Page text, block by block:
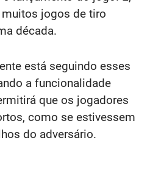
jogos de tiro
década.
está seguindo esses
a funcionalidade
que os jogadores
como se estivessem
do adversário.